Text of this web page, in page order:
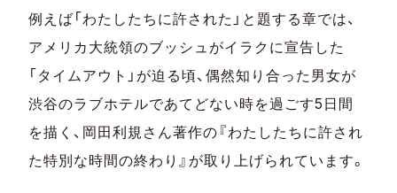
例えば「わたしたちに許された」と題する章では、
アメリカ大統領のブッシュがイラクに宣告した
「タイムアウト」が迫る頃、偶然知り合った男女が
渋谷のラブホテルであてどない時を過ごす5日間
を描く、岡田利規さん著作の『わたしたちに許され
た特別な時間の終わり』が取り上げられています。